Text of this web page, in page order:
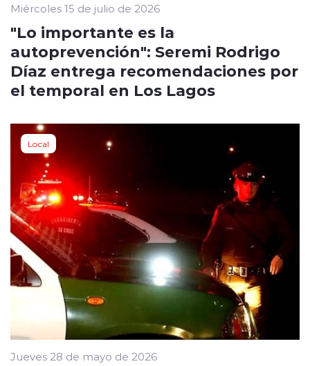
Miércoles 15 de julio de 2026
"Lo importante es la
autoprevención": Seremi Rodrigo
Díaz entrega recomendaciones por
el temporal en Los Lagos
Local
Jueves 28 de mayo de 2026